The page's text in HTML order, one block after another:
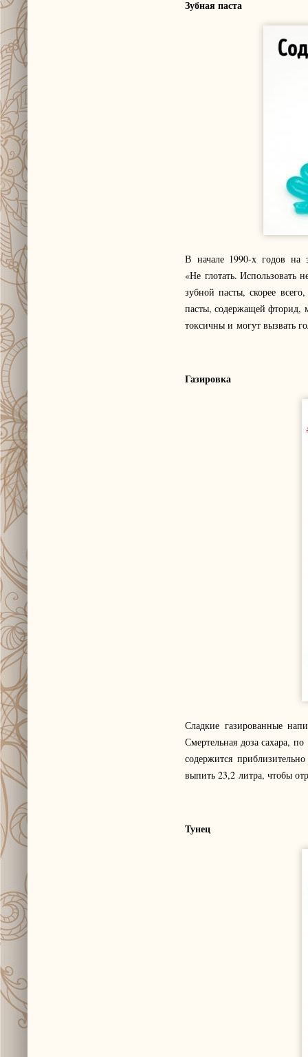
Зубная паста
В начале 1990-х годов на
«Не глотать. Использовать
зубной пасты, скорее
пасты, содержащей фторид,
токсичны и могут вызвать
Газировка
Сладкие газированные
Смертельная доза сахара,
содержится
выпить 23,2 литра, чтобы
Тунец